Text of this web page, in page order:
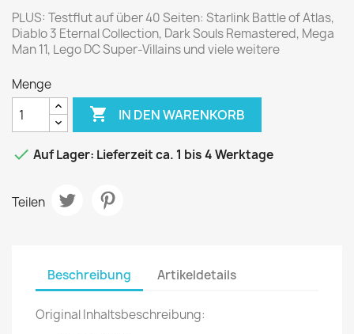
PLUS: Testflut auf über 40 Seiten: Starlink Battle of Atlas,
Diablo 3 Eternal Collection, Dark Souls Remastered, Mega
Man 11, Lego DC Super-Villains und viele weitere
Menge
 IN DEN WARENKORB
 Auf Lager: Lieferzeit ca. 1 bis 4 Werktage
Teilen
Beschreibung Artikeldetails
Original Inhaltsbeschreibung: